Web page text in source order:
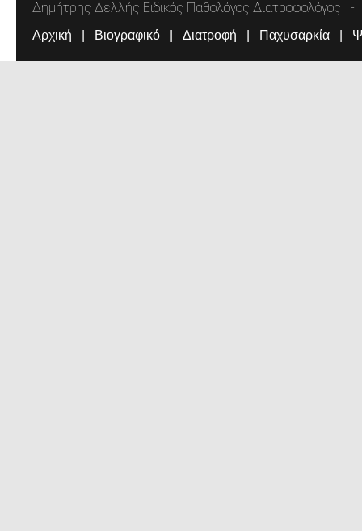
Δημήτρης Δελλής Ειδικός Παθολόγος Διατροφολόγος
Αρχική Βιογραφικό Διατροφή Παχυσαρκία